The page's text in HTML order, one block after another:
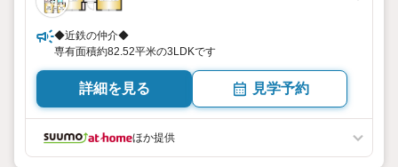
◆近鉄の仲介◆
専有面積約82.52平米の3LDKです
詳細を見る 見学予約
ほか提供